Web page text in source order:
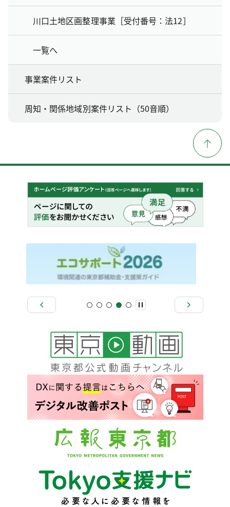
川口土地区画整理事業［受付番号：法12］
一覧へ
事業案件リスト
周知・関係地域別案件リスト（50音順）